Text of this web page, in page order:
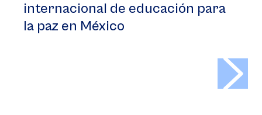
internacional de educación para
la paz en México